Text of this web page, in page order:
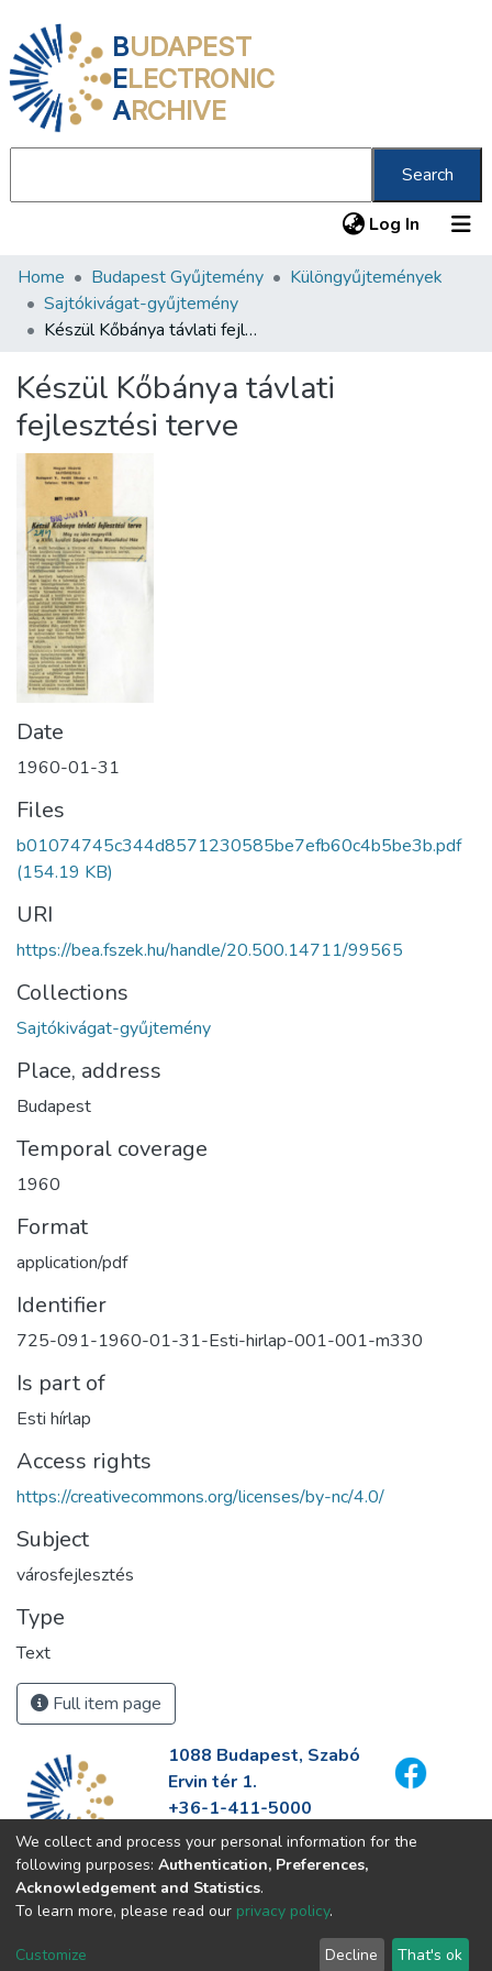
BUDAPEST
ELECTRONIC
ARCHIVE
Search
Log In (current)
Communities & Collections
All of DSpace
About us
Home Budapest Gyűjtemény
Különgyűjtemények
Sajtókivágat-gyűjtemény
Készül Kőbánya távlati fejlesztési terve
Készül Kőbánya távlati
fejlesztési terve
Date
1960-01-31
Files
b01074745c344d8571230585be7efb60c4b5be3b.pdf
(154.19 KB)
URI
https://bea.fszek.hu/handle/20.500.14711/99565
Collections
Sajtókivágat-gyűjtemény
Place, address
Budapest
Temporal coverage
1960
Format
application/pdf
Identifier
725-091-1960-01-31-Esti-hirlap-001-001-m330
Is part of
Esti hírlap
Access rights
https://creativecommons.org/licenses/by-nc/4.0/
Subject
városfejlesztés
Type
Text
Full item page
1088 Budapest, Szabó
Ervin tér 1.
+36-1-411-5000
info@fszek.hu
https://fszek.hu
We collect and process your personal information for the
following purposes: Authentication, Preferences,
Acknowledgement and Statistics.
To learn more, please read our privacy policy.
Customize Decline That's ok